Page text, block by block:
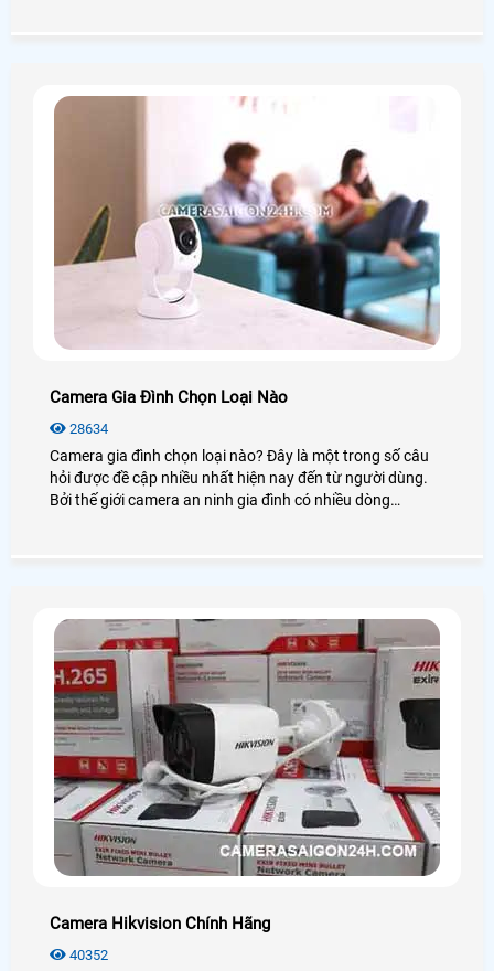
Camera Gia Đình Chọn Loại Nào
28634
Camera gia đình chọn loại nào? Đây là một trong số câu
hỏi được đề cập nhiều nhất hiện nay đến từ người dùng.
Bởi thế giới camera an ninh gia đình có nhiều dòng
Camera Hikvision Chính Hãng
40352